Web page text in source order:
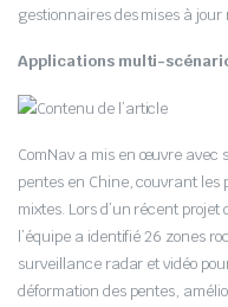
gestionnaires des mises à jour
Applications multi-
ComNav a mis en œuvre avec
pentes en Chine, couvrant les
mixtes. Lors d’un récent
l’équipe a identifié 26 zones
surveillance radar et vidéo
déformation des pentes,